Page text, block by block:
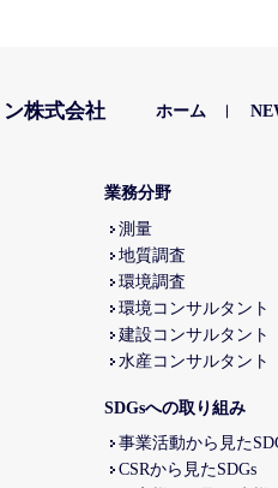
株式会社 ホーム
業務分野
測量
地質調査
環境調査
環境コンサルタント
建設コンサルタント
水産コンサルタント
SDGsへの取り組み
事業活動から見た
CSRから見たSDGs